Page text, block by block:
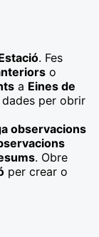
. Fes
o
a Eines de
per obrir
observacions
. Obre
per crear o